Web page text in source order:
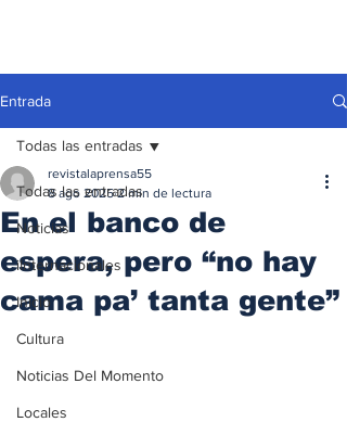
Entrada
Todas las entradas
Noticias
iInternacionales
Inicio
Cultura
Noticias Del Momento
Locales
Todas las entradas
En el banco de
espera, pero “no hay
cama pa’ tanta gente”
revistalaprensa55
8 ago 2025 2 min de lectura